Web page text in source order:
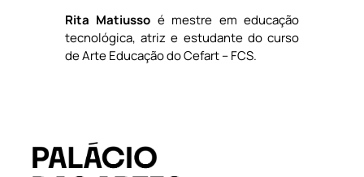
Rita Matiusso é mestre em educação
tecnológica, atriz e estudante do curso
de Arte Educação do Cefart – FCS.